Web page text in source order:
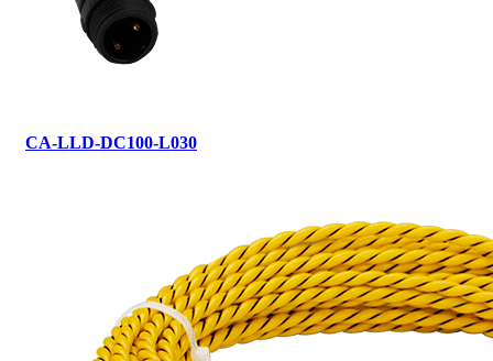
CA-LLD-DC100-L030